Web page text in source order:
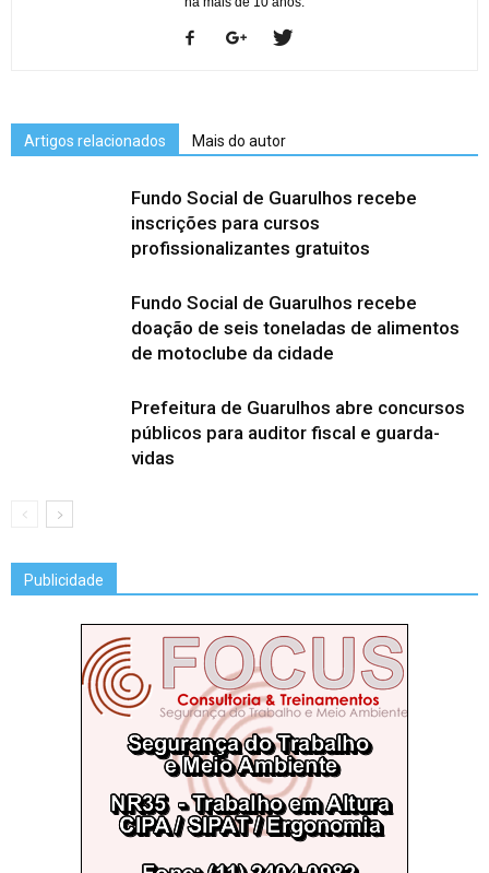
Artigos relacionados Mais do autor
Fundo Social de Guarulhos recebe
inscrições para cursos
profissionalizantes gratuitos
Fundo Social de Guarulhos recebe
doação de seis toneladas de alimentos
de motoclube da cidade
Prefeitura de Guarulhos abre concursos
públicos para auditor fiscal e guarda-
vidas
Publicidade